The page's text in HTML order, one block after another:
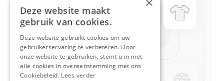
Deze website maakt
gebruik van cookies.
Deze website gebruikt cookies om uw
gebruikerservaring te verbeteren. Door
onze website te gebruiken, stemt u in met
alle cookies in overeenstemming met ons
Cookiebeleid. Lees verder